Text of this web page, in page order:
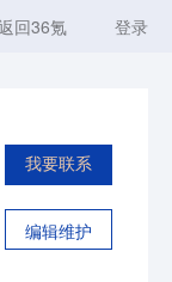
回36氪 登录
我要联系
编辑维护